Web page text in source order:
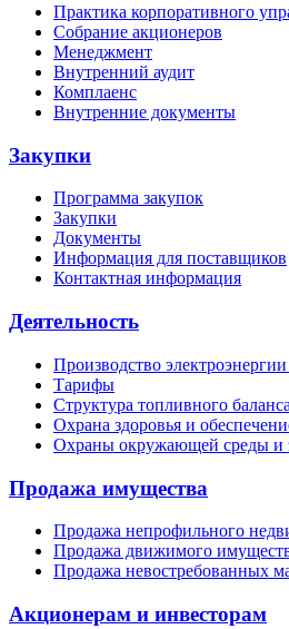
Практика корпоративного
Собрание акционеров
Менеджмент
Внутренний аудит
Комплаенс
Внутренние документы
Закупки
Программа закупок
Закупки
Документы
Информация для поставщиков
Контактная информация
Деятельность
Производство
Тарифы
Структура топливного баланса
Охрана здоровья и
Охраны окружающей среды и
Продажа имущества
Продажа непрофильного
Продажа движимого
Продажа невостребованных
Акционерам и инвесторам